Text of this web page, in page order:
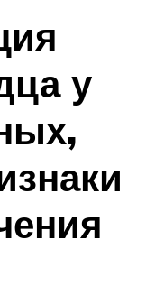
у